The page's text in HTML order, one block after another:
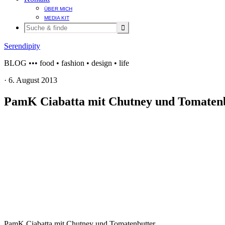
ÜBER MICH
MEDIA KIT
Serendipity
BLOG ••• food • fashion • design • life
· 6. August 2013
PamK Ciabatta mit Chutney und